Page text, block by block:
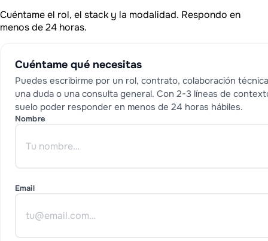
Cuéntame el rol, el stack y la modalidad. Respondo en
menos de 24 horas.
Cuéntame qué necesitas
Puedes escribirme por un rol, contrato, colaboración
una duda o una consulta general. Con 2-3 líneas de
suelo poder responder en menos de 24 horas hábiles.
Nombre
Email